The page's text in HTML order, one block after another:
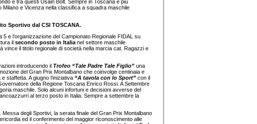
e tra questi Usain Bolt. Sempre in Toscana e più
e Vicenza nella classifica a squadra maschile
Sportivo dal CSI TOSCANA.
e l’organizzazione del Campionato Regionale FIDAL su
il secondo posto in Italia nel settore maschile
vince il titolo regionale di società nella marcia cat. Ragazzi e
introducendo il Trofeo “Tale Padre Tale Figlio” una
del Gran Prix Montalbano che coinvolge centinaia e
staffetta. A giugno l’iniziativa “A tavola con lo Sport” con il
della Regione Toscana Enrico Rossi. A Settembre
maschile. Solo alcuni infortuni e decisioni avverse del
al terzo posto in Italia. Sempre a settembre la
degli Sportivi, la serata finale del Gran Prix Montalbano
ed il conferimento del maggior riconoscimento alle